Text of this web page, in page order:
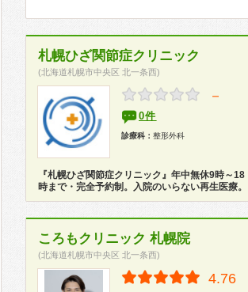
札幌ひざ関節症クリニック
(北海道札幌市中央区 北一条西)
－
0件
診療科： 整形外科
『札幌ひざ関節症クリニック』年中無休9時～18
時まで・完全予約制。入院のいらない再生医療。
ころもクリニック 札幌院
(北海道札幌市中央区 北一条西)
4.76